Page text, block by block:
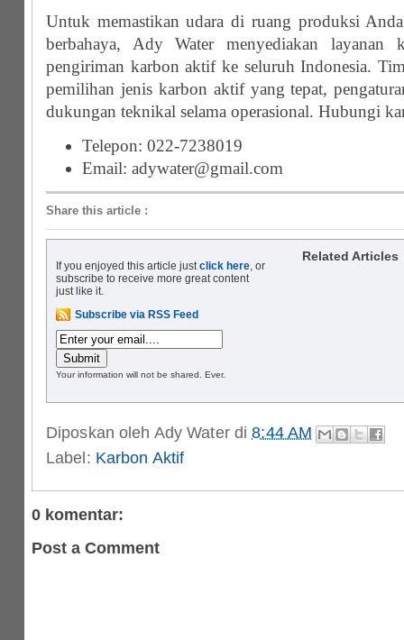
Untuk memastikan udara di ruang produksi
berbahaya, Ady Water menyediakan layanan
pengiriman karbon aktif ke seluruh Indonesia.
pemilihan jenis karbon aktif yang tepat,
dukungan teknikal selama operasional. Hubungi
Telepon: 022-7238019
Email: adywater@gmail.com
Share this article :
Related Articles
If you enjoyed this article justclick here, or
subscribe to receive more great content
just like it.
Subscribe via RSS Feed
Your information will not be shared. Ever.
Diposkan oleh Ady Water di8:44 AM
Label: Karbon Aktif
0 komentar:
Post a Comment